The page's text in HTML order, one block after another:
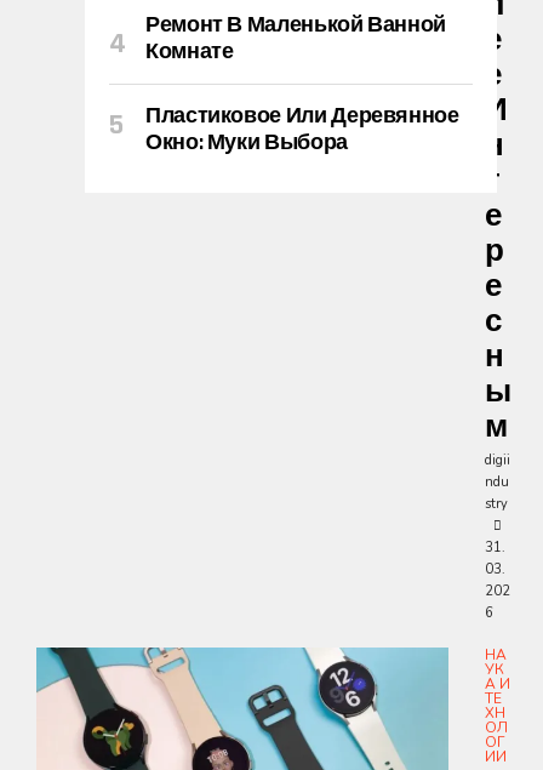
Е
Е
И
Н
Т
Е
Р
Е
С
Н
Ы
М
digii
ndu
stry
31.
03.
202
6
НА
УК
А И
ТЕ
ХН
ОЛ
ОГ
ИИ
Ремонт В Маленькой Ванной
Комнате
Пластиковое Или Деревянное
Окно: Муки Выбора